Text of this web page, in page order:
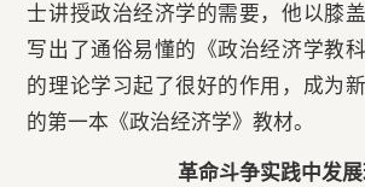
士讲授政治经济学的需要，他以膝盖
写出了通俗易懂的《政治经济学教
的理论学习起了很好的作用，成为
的第一本《政治经济学》教材。
革命斗争实践中发